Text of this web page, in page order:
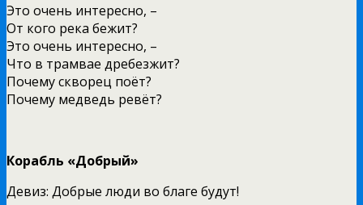
Это очень интересно, –
От кого река бежит?
Это очень интересно, –
Что в трамвае дребезжит?
Почему скворец поёт?
Почему медведь ревёт?
Корабль «Добрый»
Девиз: Добрые люди во благе будут!